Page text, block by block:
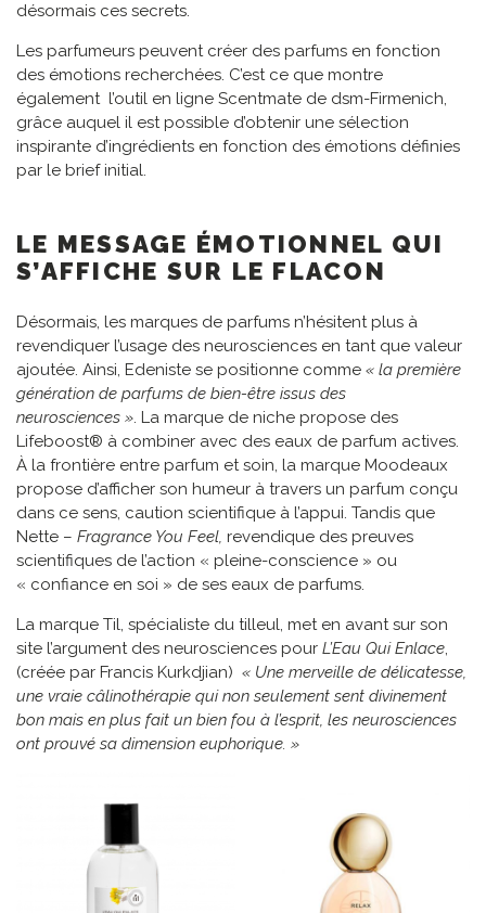
désormais ces secrets.
Les parfumeurs peuvent créer des parfums en fonction
des émotions recherchées. C’est ce que montre
également l’outil en ligne Scentmate de dsm-Firmenich,
grâce auquel il est possible d’obtenir une sélection
inspirante d’ingrédients en fonction des émotions définies
par le brief initial.
LE MESSAGE ÉMOTIONNEL QUI
S’AFFICHE SUR LE FLACON
Désormais, les marques de parfums n’hésitent plus à
revendiquer l’usage des neurosciences en tant que valeur
ajoutée. Ainsi, Edeniste se positionne comme « la première
génération de parfums de bien-être issus des
neurosciences ». La marque de niche propose des
Lifeboost® à combiner avec des eaux de parfum actives.
À la frontière entre parfum et soin, la marque Moodeaux
propose d’afficher son humeur à travers un parfum conçu
dans ce sens, caution scientifique à l’appui. Tandis que
Nette – Fragrance You Feel, revendique des preuves
scientifiques de l’action « pleine-conscience » ou
« confiance en soi » de ses eaux de parfums.
La marque Til, spécialiste du tilleul, met en avant sur son
site l’argument des neurosciences pour L’Eau Qui Enlace,
(créée par Francis Kurkdjian) « Une merveille de délicatesse,
une vraie câlinothérapie qui non seulement sent divinement
bon mais en plus fait un bien fou à l’esprit, les neurosciences
ont prouvé sa dimension euphorique. »